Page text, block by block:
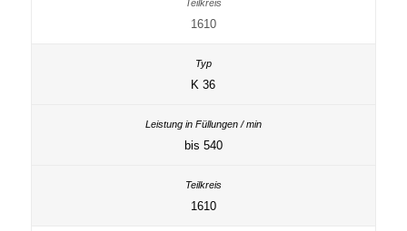
1610
K 36
bis 540
1610